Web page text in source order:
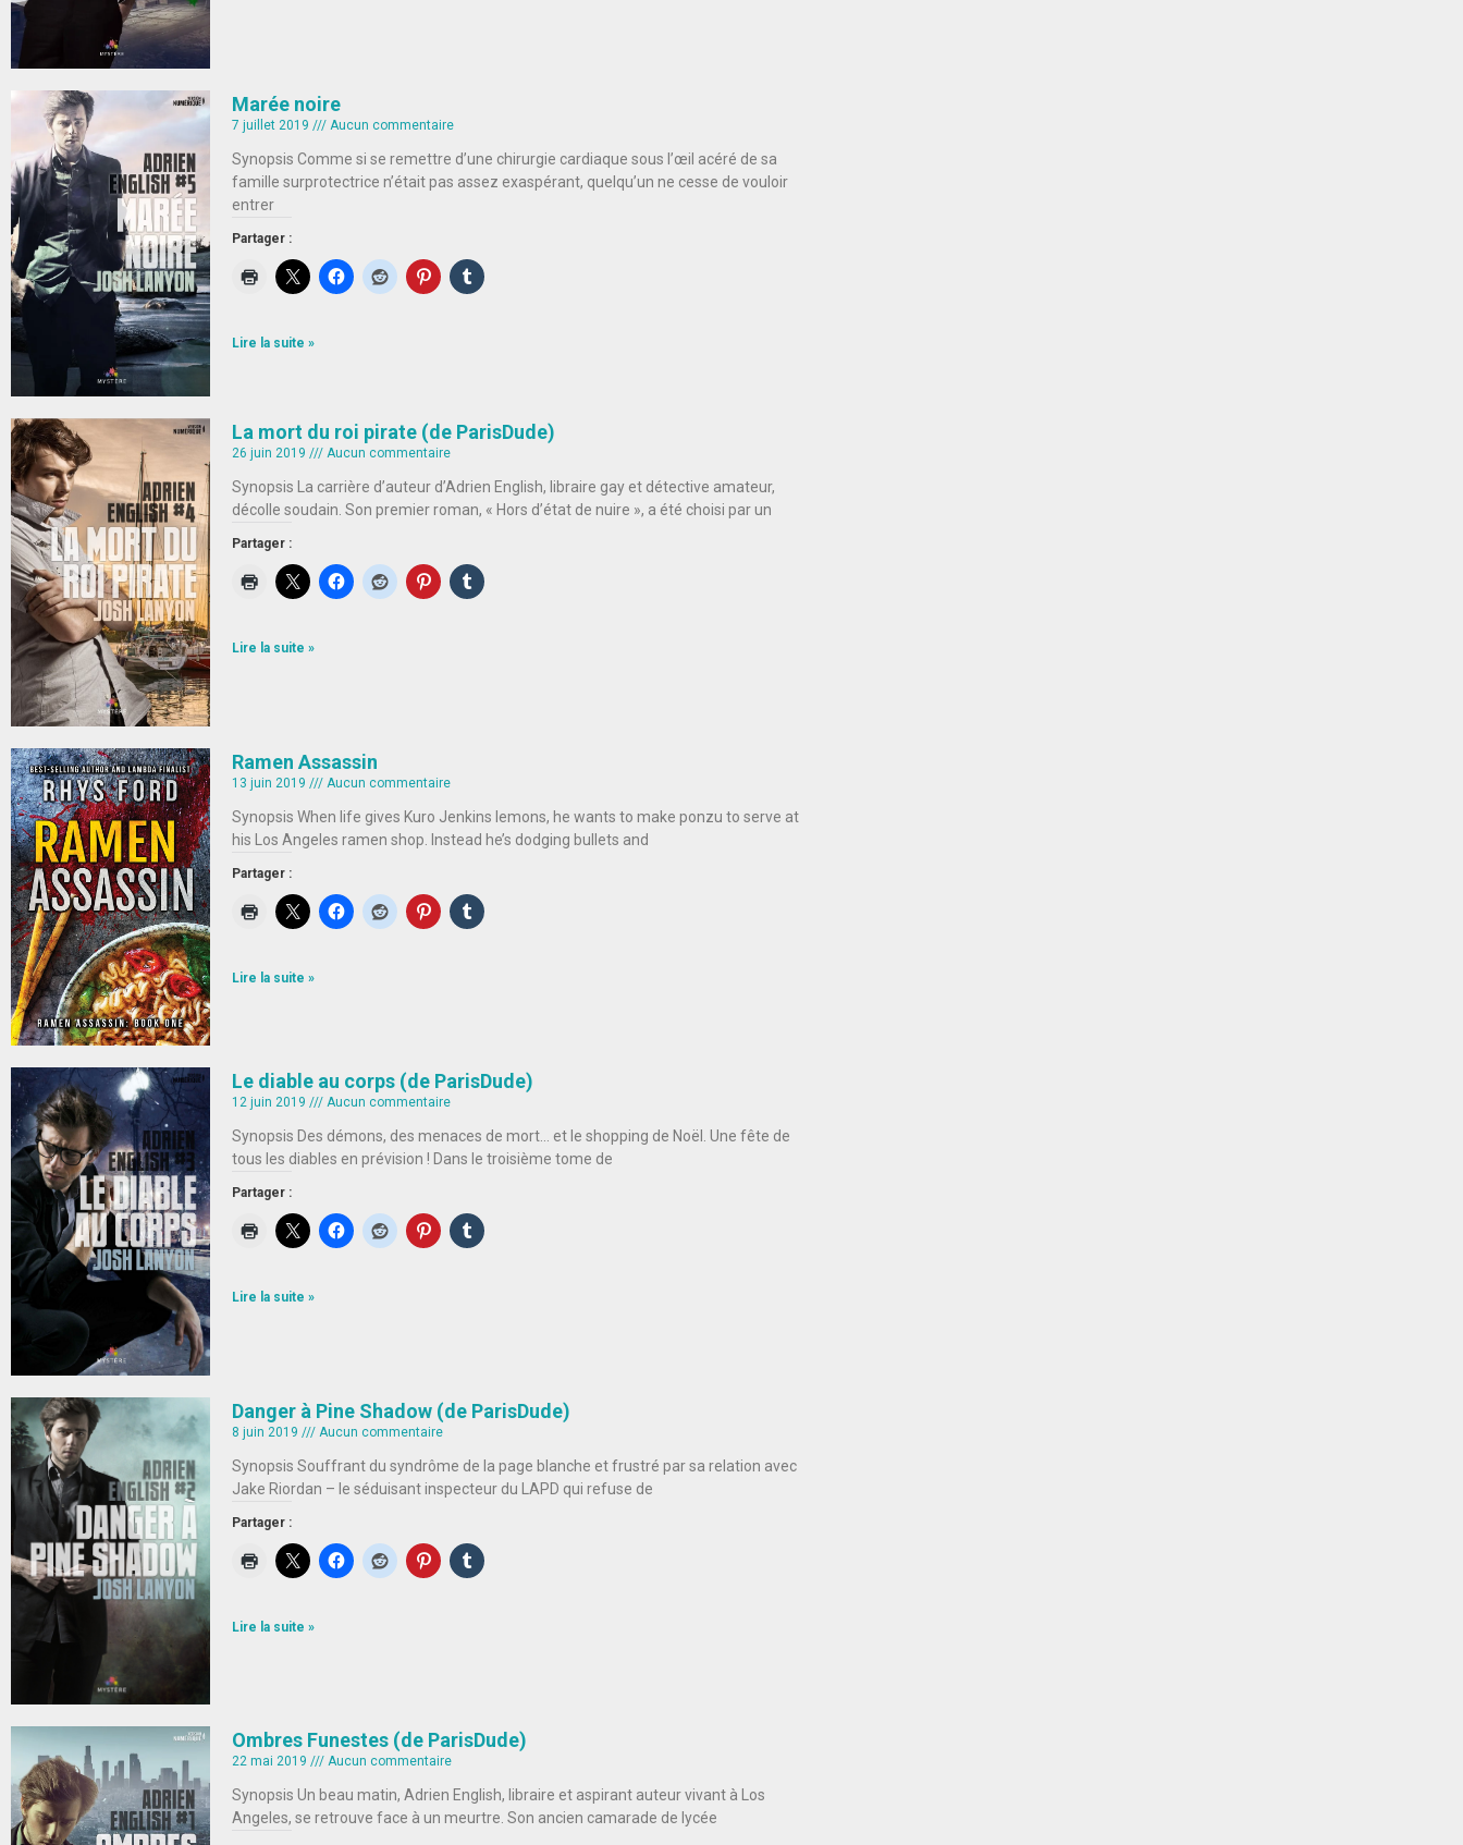
Marée noire
7 juillet 2019 Aucun commentaire
Synopsis Comme si se remettre d’une chirurgie cardiaque sous l’œil acéré de sa
famille surprotectrice n’était pas assez exaspérant, quelqu’un ne cesse de vouloir
entrer
Partager :
Lire la suite »
La mort du roi pirate (de ParisDude)
26 juin 2019 Aucun commentaire
Synopsis La carrière d’auteur d’Adrien English, libraire gay et détective amateur,
décolle soudain. Son premier roman, « Hors d’état de nuire », a été choisi par un
Partager :
Lire la suite »
Ramen Assassin
13 juin 2019 Aucun commentaire
Synopsis When life gives Kuro Jenkins lemons, he wants to make ponzu to serve at
his Los Angeles ramen shop. Instead he’s dodging bullets and
Partager :
Lire la suite »
Le diable au corps (de ParisDude)
12 juin 2019 Aucun commentaire
Synopsis Des démons, des menaces de mort… et le shopping de Noël. Une fête de
tous les diables en prévision ! Dans le troisième tome de
Partager :
Lire la suite »
Danger à Pine Shadow (de ParisDude)
8 juin 2019 Aucun commentaire
Synopsis Souffrant du syndrôme de la page blanche et frustré par sa relation avec
Jake Riordan – le séduisant inspecteur du LAPD qui refuse de
Partager :
Lire la suite »
Ombres Funestes (de ParisDude)
22 mai 2019 Aucun commentaire
Synopsis Un beau matin, Adrien English, libraire et aspirant auteur vivant à Los
Angeles, se retrouve face à un meurtre. Son ancien camarade de lycée